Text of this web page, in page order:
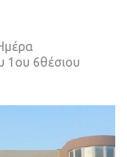
1ου 6θέσιου